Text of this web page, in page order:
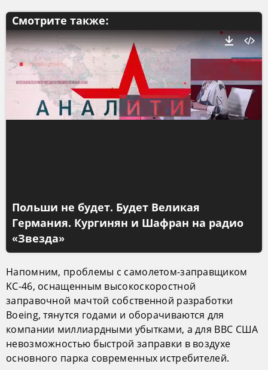
Смотрите также:
Польши не будет. Будет Великая
Германия. Кургинян и Шафран на радио
«Звезда»
Напомним, проблемы с самолетом-заправщиком
KC-46, оснащенным высокоскоростной
заправочной мачтой собственной разработки
Boeing, тянутся годами и оборачиваются для
компании миллиардными убытками, а для ВВС США
невозможностью быстрой заправки в воздухе
основного парка современных истребителей.